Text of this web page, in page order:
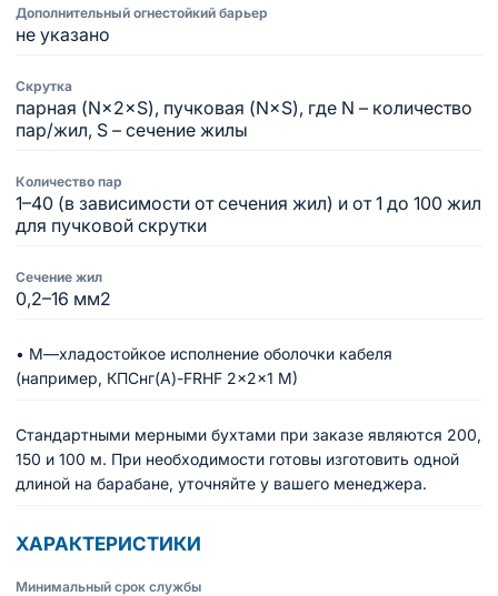
Дополнительный огнестойкий барьер
не указано
Скрутка
парная (N×2×S), пучковая (N×S), где N – количество
пар/жил, S – сечение жилы
Количество пар
1–40 (в зависимости от сечения жил) и от 1 до 100 жил
для пучковой скрутки
Сечение жил
0,2–16 мм2
• М—хладостойкое исполнение оболочки кабеля
(например, КПСнг(A)-FRHF 2×2×1 М)
Стандартными мерными бухтами при заказе являются 200,
150 и 100 м. При необходимости готовы изготовить одной
длиной на барабане, уточняйте у вашего менеджера.
ХАРАКТЕРИСТИКИ
Минимальный срок службы